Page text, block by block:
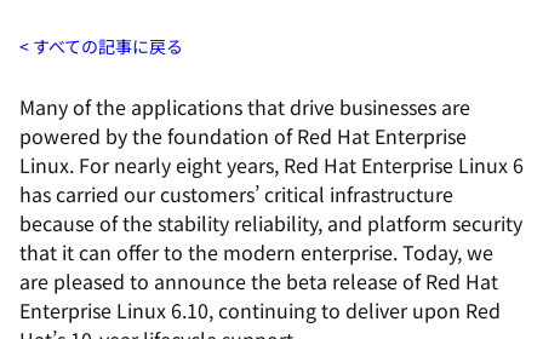
すべての記事に戻る
Many of the applications that drive businesses are
powered by the foundation of Red Hat Enterprise
Linux. For nearly eight years, Red Hat Enterprise Linux 6
has carried our customers’ critical infrastructure
because of the stability reliability, and platform security
that it can offer to the modern enterprise. Today, we
are pleased to announce the beta release of Red Hat
Enterprise Linux 6.10, continuing to deliver upon Red